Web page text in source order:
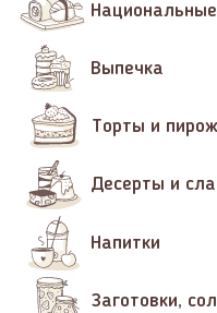
Выпечка
Торты и
Десерты и
Напитки
Заготовки,